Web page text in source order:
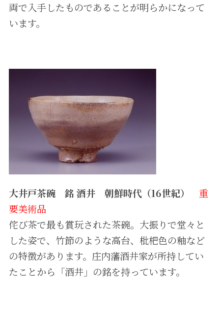
両で入手したものであることが明らかになって
います。
大井戸茶碗 銘 酒井 朝鮮時代（16世紀） 重
要美術品
侘び茶で最も賞玩された茶碗。大振りで堂々と
した姿で、竹節のような高台、枇杷色の釉など
の特徴があります。庄内藩酒井家が所持してい
たことから「酒井」の銘を持っています。